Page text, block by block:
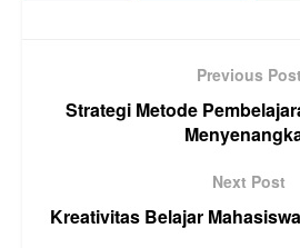
Previous Post
Strategi Metode
Next Post
Kreativitas Belajar